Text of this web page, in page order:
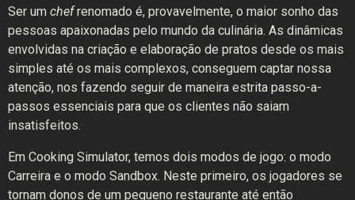
Ser um chefrenomado é, provavelmente, o maior sonho das
pessoas apaixonadas pelo mundo da culinária. As dinâmicas
envolvidas na criação e elaboração de pratos desde os mais
simples até os mais complexos, conseguem captar nossa
atenção, nos fazendo seguir de maneira estrita passo-a-
passos essenciais para que os clientes não saiam
insatisfeitos.
Em Cooking Simulator, temos dois modos de jogo: o modo
Carreira e o modo Sandbox. Neste primeiro, os jogadores se
tornam donos de um pequeno restaurante até então